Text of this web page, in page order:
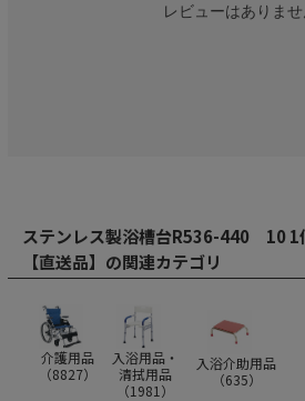
レビューはありませ
ステンレス製浴槽台R536-440 10 1
【直送品】の関連カテゴリ
介護用品
（8827）
入浴用品・
清拭用品
（1981 ）
入浴介助用品
（635）